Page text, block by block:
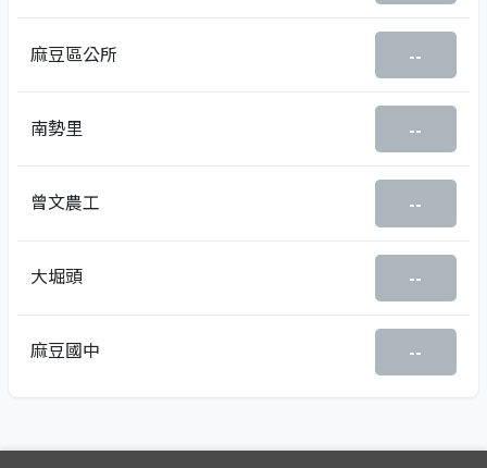
麻豆區公所 --
南勢里 --
曾文農工 --
大堀頭 --
麻豆國中 --